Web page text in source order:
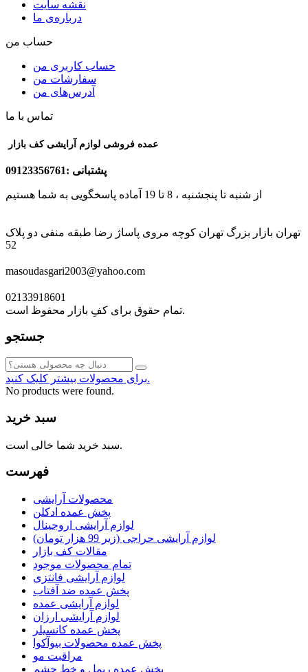
نقشه سایت
درباره‌ی ما
حساب من
حساب کاربری من
سفارشات من
آدرس‌های من
تماس با ما
پشتبانی :09123356761
از شنبه تا پنجشنبه ، 8 تا 19 آماده پاسخگویی به شما هستیم
تهران بازار بزرگ تهران کوچه مروی پاساژ رضا طبقه منفی دو پلاک
52
masoudasgari2003@yahoo.com
02133918601
تمام حقوق برای کفِ بازار محفوظ است.
جستجو
برای محصولات بیشتر کلیک کنید.
No products were found.
سبد خرید
سبد خرید شما خالی است.
فهرست
محصولات آرایشی
پخش عمده ادکلن
لوازم آرایشی اروجینال
لوازم آرایشی حراجی (زیر 99 هزار تومان)
مقالات کف بازار
تمام محصولات موجود
لوازم آرایشی فانتزی
پخش عمده ضد آفتاب
لوازم آرایشی عمده
لوازم آرایشی ارزان
پخش عمده کانسیلر
پخش عمده محصولات بیوآکوا
مراقبت مو
پخش عمده ریمل و خط چشم